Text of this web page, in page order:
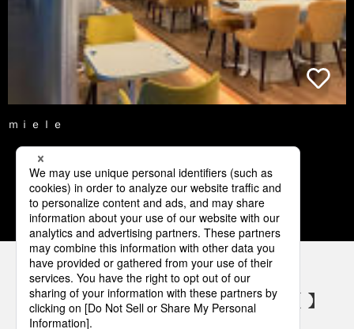
ｍｉｅｌｅ
1 2 3 4 5
パナソニックの電気設備 SNSアカウント